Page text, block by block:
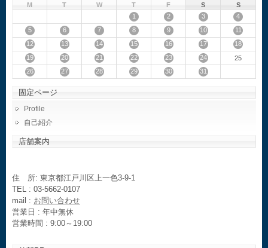
M
T W T F S
S
1
2 3
4
5
6 7 8 9 10
11
12
13 14 15 16 17
18
19
20 21 22 23 24
25
26
27 28 29 30 31
固定ページ
Profile
自己紹介
店舗案内
住 所: 東京都江戸川区上一色3-9-1
TEL : 03-5662-0107
mail : お問い合わせ
営業日 : 年中無休
営業時間 : 9:00～19:00